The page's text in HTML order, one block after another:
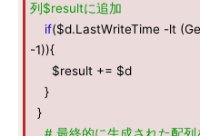
列$resultに追加
if($d.LastWriteTime -lt
-1)){
$result += $d
}
}